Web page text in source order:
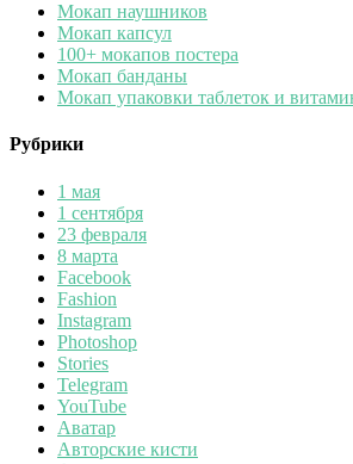
Мокап наушников
Мокап капсул
100+ мокапов постера
Мокап банданы
Мокап упаковки таблеток и
Рубрики
1 мая
1 сентября
23 февраля
8 марта
Facebook
Fashion
Instagram
Photoshop
Stories
Telegram
YouTube
Аватар
Авторские кисти